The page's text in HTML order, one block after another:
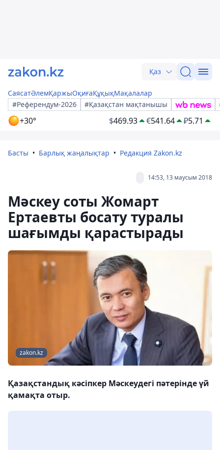
Қаз
СаясатӘлемҚаржыОқиғаҚұқықМақалалар
#Референдум-2026
#Қазақстан мақтанышы
+30° $469.93 €541.64 ₽5.71
Басты Барлық жаңалықтар Редакция Zakon.kz
14:53, 13 маусым 2018
Мәскеу соты Жомарт
Ертаевты босату туралы
шағымды қарастырады
zakon.kz
Қазақстандық кәсіпкер Мәскеудегі пәтерінде үй
қамақта отыр.